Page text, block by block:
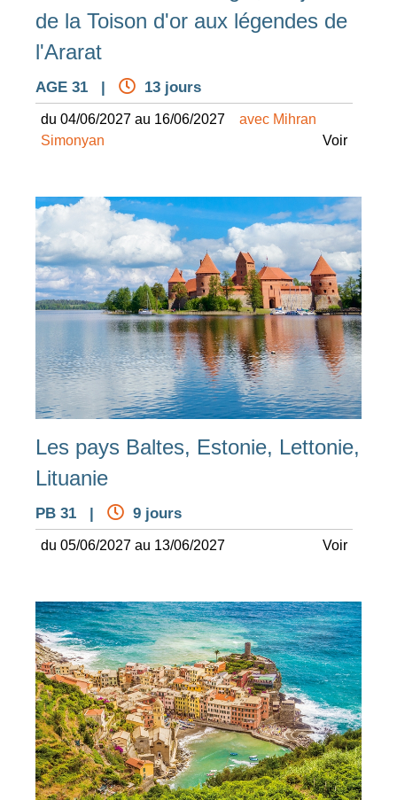
de la Toison d'or aux légendes de
l'Ararat
AGE 31 | 13 jours
du 04/06/2027 au 16/06/2027
avec Mihran
Simonyan
Voir
Les pays Baltes, Estonie, Lettonie,
Lituanie
PB 31 | 9 jours
du 05/06/2027 au 13/06/2027 Voir